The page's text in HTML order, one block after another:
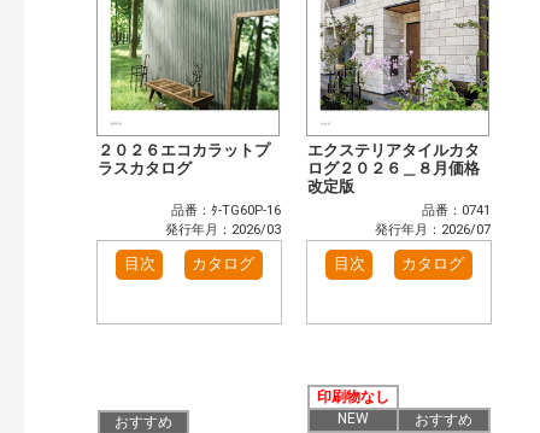
２０２６エコカラットプ
ラスカタログ
品番：ﾀ-TG60P-16
発行年月：2026/03
目次 カタログ
エクステリアタイルカタ
ログ２０２６＿８月価格
改定版
品番：0741
発行年月：2026/07
目次 カタログ
おすすめ
印刷物なし
NEW
おすすめ